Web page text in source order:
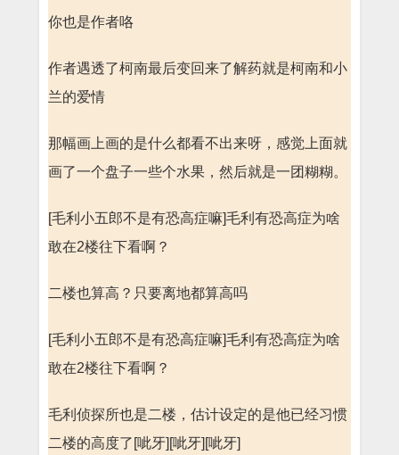
你也是作者咯
作者遇透了柯南最后变回来了解药就是柯南和小
兰的爱情
那幅画上画的是什么都看不出来呀，感觉上面就
画了一个盘子一些个水果，然后就是一团糊糊。
[毛利小五郎不是有恐高症嘛]毛利有恐高症为啥
敢在2楼往下看啊？
二楼也算高？只要离地都算高吗
[毛利小五郎不是有恐高症嘛]毛利有恐高症为啥
敢在2楼往下看啊？
毛利侦探所也是二楼，估计设定的是他已经习惯
二楼的高度了[呲牙][呲牙][呲牙]